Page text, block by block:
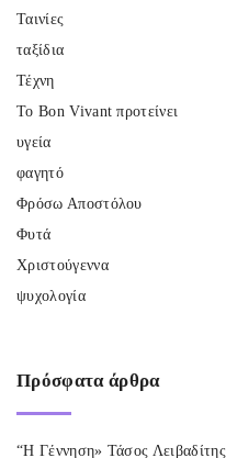
Ταινίες
ταξίδια
Τέχνη
Το Bon Vivant προτείνει
υγεία
φαγητό
Φρόσω Αποστόλου
Φυτά
Χριστούγεννα
ψυχολογία
Πρόσφατα άρθρα
“Η Γέννηση» Τάσος Λειβαδίτης